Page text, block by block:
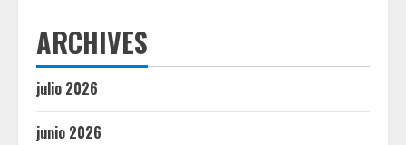
ARCHIVES
julio 2026
junio 2026